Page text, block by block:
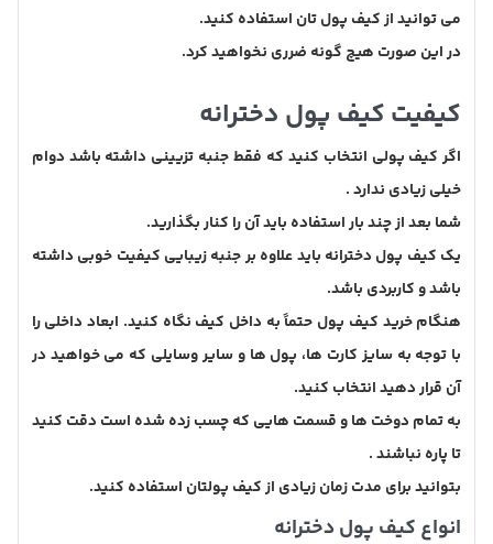
می توانید از کیف پول تان استفاده کنید.
در این صورت هیچ گونه ضرری نخواهید کرد.
کیفیت کیف پول دخترانه
اگر کیف پولی انتخاب کنید که فقط جنبه تزیینی داشته باشد دوام
خیلی زیادی ندارد .
شما بعد از چند بار استفاده باید آن را کنار بگذارید‌.
یک کیف پول دخترانه باید علاوه بر جنبه زیبایی کیفیت خوبی داشته
باشد و کاربردی باشد.
هنگام خرید کیف پول حتماً به داخل کیف نگاه کنید. ابعاد داخلی را
با توجه به سایز کارت ها، پول ها و سایر وسایلی که می خواهید در
آن قرار دهید انتخاب کنید.
به تمام دوخت ها و قسمت هایی که چسب زده شده است دقت کنید
تا پاره نباشند .
بتوانید برای مدت زمان زیادی از کیف پولتان استفاده کنید.
انواع کیف پول دخترانه